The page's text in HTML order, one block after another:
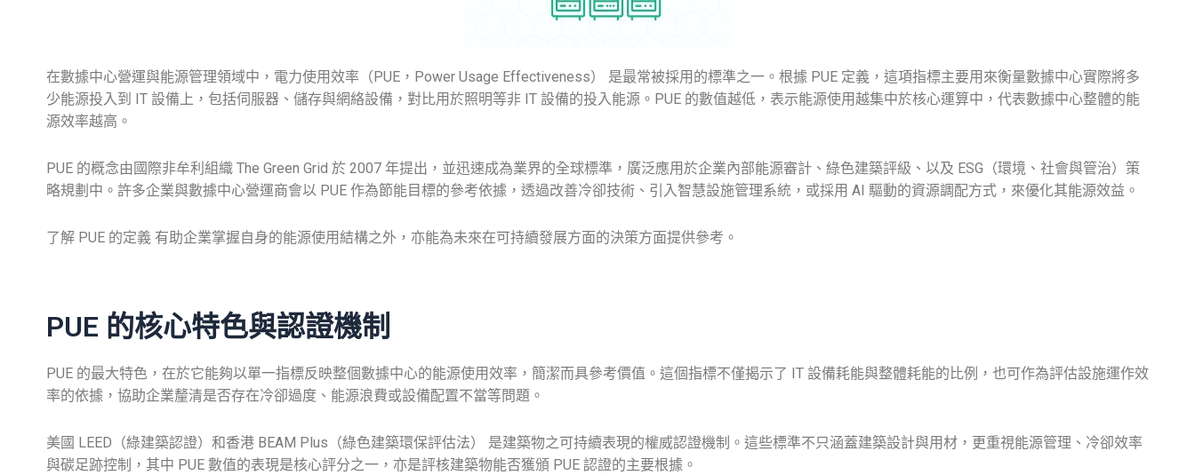
在數據中心營運與能源管理領域中，電力使用效率（PUE，Power Usage Effectiveness） 是最常被採用的標準之一。根據 PUE 定義 ，這項指標主要用來衡量數據中心實際將多
少能源投入到 IT 設備上，包括伺服器、儲存與網絡設備，對比用於照明等非 IT 設備的投入能源。PUE 的數值越低，表示能源使用越集中於核心運算中，代表數據中心整體的能
源效率越高。
PUE 的概念由國際非牟利組織 The Green Grid 於 2007 年提出，並迅速成為業界的全球標準，廣泛應用於企業內部能源審計、綠色建築評級、以及 ESG（環境、社會與管治）策
略規劃中。許多企業與數據中心營運商會以 PUE 作為節能目標的參考依據，透過改善冷卻技術、引入智慧設施管理系統，或採用 AI 驅動的資源調配方式，來優化其能源效益。
了解 PUE 的定義 有助企業掌握自身的能源使用結構之外，亦能為未來在可持續發展方面的決策方面提供參考。
PUE 的核心特色與認證機制
PUE 的最大特色，在於它能夠以單一指標反映整個數據中心的能源使用效率，簡潔而具參考價值。這個指標不僅揭示了 IT 設備耗能與整體耗能的比例，也可作為評估設施運作效
率的依據，協助企業釐清是否存在冷卻過度、能源浪費或設備配置不當等問題。
美國 LEED（綠建築認證）和香港 BEAM Plus（綠色建築環保評估法） 是建築物之可持續表現的權威認證機制。這些標準不只涵蓋建築設計與用材，更重視能源管理、冷卻效率
與碳足跡控制，其中 PUE 數值的表現是核心評分之一，亦是評核建築物能否獲頒 PUE 認證的主要根據。